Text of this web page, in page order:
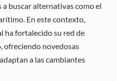
a buscar alternativas como el
En este contexto,
ha fortalecido su red de
, ofreciendo novedosas
a las cambiantes